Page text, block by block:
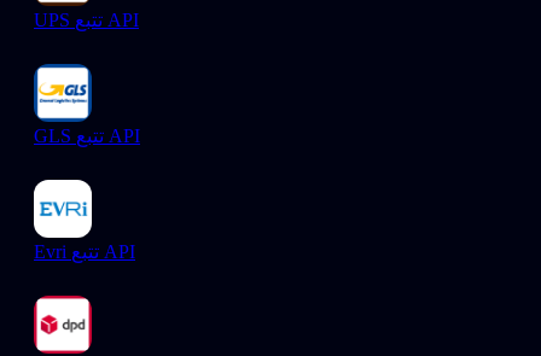
UPS تتبع API
GLS تتبع API
Evri تتبع API